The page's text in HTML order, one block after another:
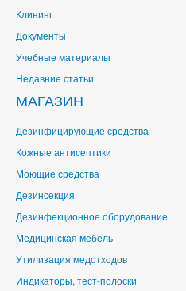
Клининг
Документы
Учебные материалы
Недавние статьи
МАГАЗИН
Дезинфицирующие средства
Кожные антисептики
Моющие средства
Дезинсекция
Дезинфекционное оборудование
Медицинская мебель
Утилизация медотходов
Индикаторы, тест-полоски